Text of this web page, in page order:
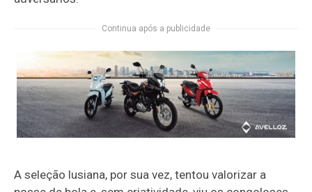
Continua após a publicidade
A seleção lusiana, por sua vez, tentou valorizar a